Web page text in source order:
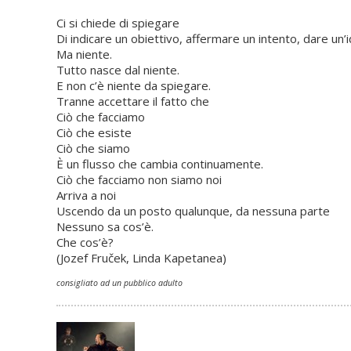
Ci si chiede di spiegare
Di indicare un obiettivo, affermare un intento, dare
Ma niente.
Tutto nasce dal niente.
E non c’è niente da spiegare.
Tranne accettare il fatto che
Ciò che facciamo
Ciò che esiste
Ciò che siamo
È un flusso che cambia continuamente.
Ciò che facciamo non siamo noi
Arriva a noi
Uscendo da un posto qualunque, da nessuna parte
Nessuno sa cos’è.
Che cos’è?
(Jozef Fruček, Linda Kapetanea)
consigliato ad un pubblico adulto